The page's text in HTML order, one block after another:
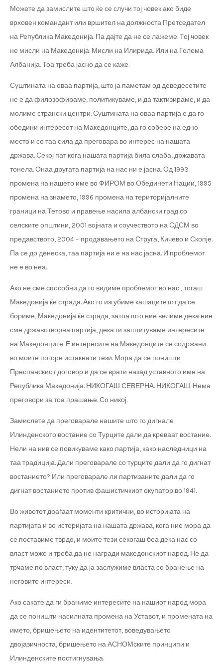
Можете да замислите што ќе се случи тој човек ако биде
врховен командант или вршител на должноста Претседател
на Република Македонија. Па дајте да не се лажеме. Тој човек
не мисли на Македонија. Мисли на Илирида. Или на Голема
Албанија. Тоа треба јасно да се каже.
Суштината на оваа партија, што ја паметам од деведесетите
не е да филозофираме, политикуваме, и да тактизираме, и да
молиме странски центри. Суштината на оваа партија е да го
обедини интересот на Македонците, да го собере на едно
место и со таа сила да преговара во интерес на нашата
држава. Секој пат кога нашата партија била слаба, државата
тонела. Онаа другата партија на нас ни е јасна. Од 1993
промена на нашето име во ФИРОМ во Обединети Нации, 1995
промена на знамето, 1996 промена на територијалните
граници на Тетово и правење насила албански град со
селските општини, 2001 војната и соучеството на СДСМ во
предавството, 2004 – продавањето на Струга, Кичево и Скопје.
Па се до денеска, таа партија ни е на нас јасна. И проблемот
не е во неа.
Ако не сме способни да го видиме проблемот во нас , тогаш
Македонија ќе страда. Ако го изгубиме кашацитетот да се
бориме, Македонија ќе страда, затоа што ние велиме дека ние
сме државотворна партија, дека ги заштитуваме интересите
на Македонците. Е интересите на Македонците се содржани
во моите погоре истакнати тези. Мора да се поништи
Преспанскиот договор и да се врати назад уставното име на
Република Македонија. НИКОГАШ СЕВЕРНА. НИКОГАШ. Нема
преговори за тоа прашање. Со никој.
Замислете да преговарале нашите што го дигнале
Илинденското востание со Турците дали да креваат востание.
Нели на нив се повикуваме како партија, како наследници на
таа традиција. Дали преговарале со турците дали да го дигнат
востанието? Или преговарале ли партизаните дали да го
дигнат востанието против фашистичкиот окупатор во 1941.
Во животот доаѓаат моменти критични, во историјата на
партијата и во историјата на нашата држава, кога ние мора да
се поставиме тврдо, и моите тези секогаш беа дека нас со
власт може и треба да не награди македонскиот народ. Не да
трчаме по власт, туку да ја заслужиме власта со бранење на
неговите интереси.
Ако сакате да ги браниме интересите на нашиот народ мора
да се поништи насилната промена на Уставот, и промената на
името, бришењето на идентитетот, воведувањето
двојазичноста, бришењето на АСНОМските принципи и
Илинденските постигнувања.